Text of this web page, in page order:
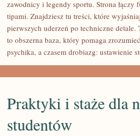
PRZYGOTOWANIE
zawodnicy i legendy sportu. Strona łączy
tipami. Znajdziesz tu treści, które
pierwszych uderzeń po techniczne
to obszerna baza, który pomaga
psychika, a czasem drobiazg: ustawienie
Praktyki i staże dla
studentów